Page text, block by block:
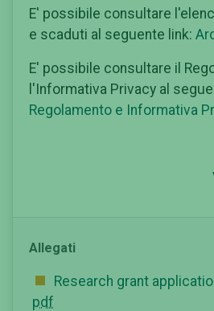
E' possibile consultare
e scaduti al seguente link:
E' possibile consultare il
l'Informativa Privacy al
Regolamento e Informativa
Allegati
Research grant
pdf